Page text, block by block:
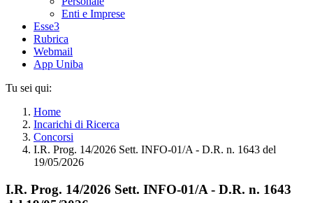
Enti e Imprese
Esse3
Rubrica
Webmail
App Uniba
Tu sei qui:
Home
Incarichi di Ricerca
Concorsi
I.R. Prog. 14/2026 Sett. INFO-01/A - D.R. n. 1643 del
19/05/2026
I.R. Prog. 14/2026 Sett. INFO-01/A - D.R. n. 1643